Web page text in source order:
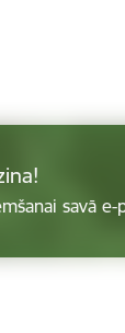
savā e-